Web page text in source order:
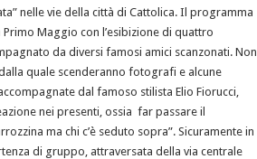
nelle vie della città di Cattolica. Il programma
Maggio con l’esibizione di quattro
da diversi famosi amici scanzonati. Non
quale scenderanno fotografi e alcune
dal famoso stilista Elio Fiorucci,
nei presenti, ossia far passare il
ma chi c’è seduto sopra”. Sicuramente in
di gruppo, attraversata della via centrale